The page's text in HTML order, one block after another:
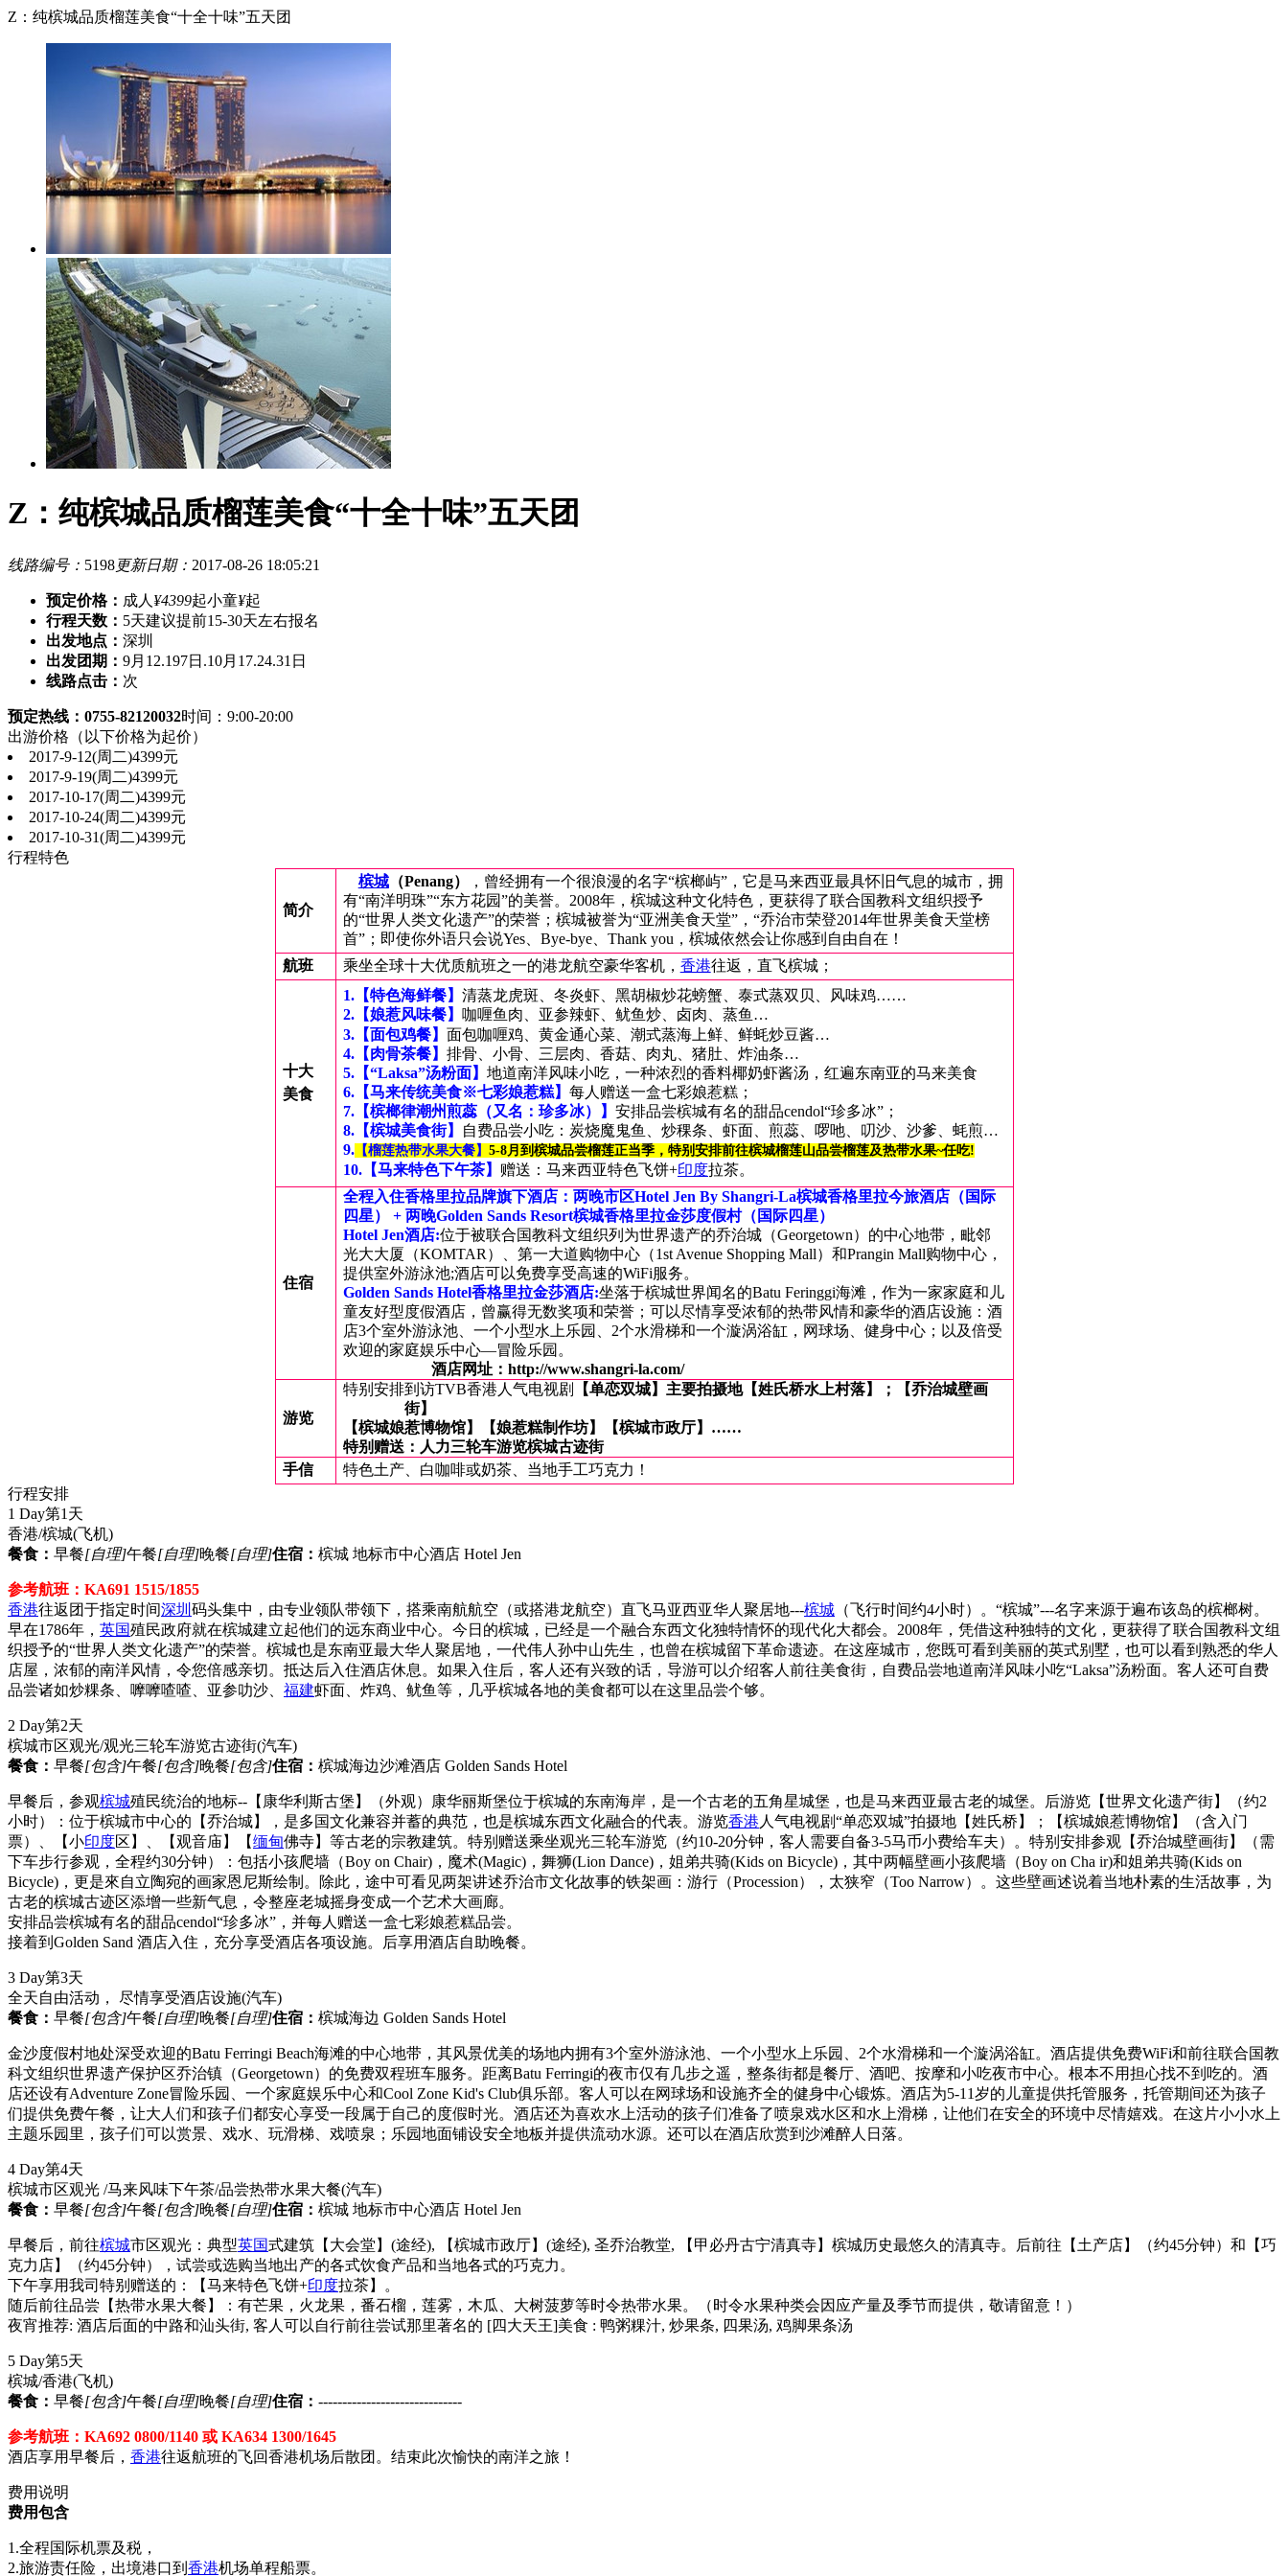
Z：纯槟城品质榴莲美食“十全十味”五天团
Z：纯槟城品质榴莲美食“十全十味”五天团
线路编号： 5198更新日期： 2017-08-26 18:05:21
预定价格： 成人 ¥4399起小童¥起
行程天数： 5天建议提前15-30天左右报名
出发地点： 深圳
出发团期： 9月12.197日.10月17.24.31日
线路点击： 次
预定热线：0755-82120032时间：9:00-20:00
出游价格 （以下价格为起价）
2017-9-12(周二)4399元
2017-9-19(周二)4399元
2017-10-17(周二)4399元
2017-10-24(周二)4399元
2017-10-31(周二)4399元
行程特色
简介
槟城（Penang）
，曾经拥有一个很浪漫的名字“槟榔屿”，它是马来西亚最具怀旧气息的城市，拥
有“南洋明珠”“东方花园”的美誉。 2008年，槟城这种文化特色，更获得了联合国教科文组织授予
的“世界人类文化遗产”的荣誉； 槟城被誉为“亚洲美食天堂”，“乔治市荣登2014年世界美食天堂榜
首”； 即使你外语只会说Yes、Bye-bye、Thank you，槟城依然会让你感到自由自在！
航班
乘坐全球十大优质航班之一的港龙航空豪华客机， 香港往返，直飞槟城；
十大
美食
1.【特色海鲜餐】 清蒸龙虎斑、冬炎虾、黑胡椒炒花螃蟹、泰式蒸双贝、风味鸡……
2.【娘惹风味餐】 咖喱鱼肉、亚参辣虾、鱿鱼炒、卤肉、蒸鱼…
3.【面包鸡餐】 面包咖喱鸡、黄金通心菜、潮式蒸海上鲜、鲜蚝炒豆酱…
4.【肉骨茶餐】 排骨、小骨、三层肉、香菇、肉丸、猪肚、炸油条…
5.【“Laksa”汤粉面】 地道南洋风味小吃，一种浓烈的香料椰奶虾酱汤，红遍东南亚的马来美食
6.【马来传统美食※七彩娘惹糕】 每人赠送一盒七彩娘惹糕；
7.【槟榔律潮州煎蕊（又名：珍多冰）】 安排品尝槟城有名的甜品cendol“珍多冰”；
8.【槟城美食街】
自费品尝小吃：炭烧魔鬼鱼、炒稞条、虾面、煎蕊、啰吔、叨沙、沙爹、蚝煎…
9.【榴莲热带水果大餐】 5-8月到槟城品尝榴莲正当季，特别安排前往槟城榴莲山品尝榴莲及热带水果~任吃!
10.【马来特色下午茶】 赠送：马来西亚特色飞饼+印度拉茶。
住宿
全程入住香格里拉品牌旗下酒店：两晚市区Hotel Jen By Shangri-La槟城香格里拉今旅酒店（国际
四星） + 两晚Golden Sands Resort槟城香格里拉金莎度假村（国际四星）
Hotel Jen酒店:位于被联合国教科文组织列为世界遗产的乔治城（Georgetown）的中心地带，毗邻
光大大厦（KOMTAR）、第一大道购物中心（1st Avenue Shopping Mall）和Prangin Mall购物中心，
提供室外游泳池;酒店可以免费享受高速的WiFi服务。
Golden Sands Hotel香格里拉金莎酒店:坐落于槟城世界闻名的Batu Feringgi海滩， 作为一家家庭和儿
童友好型度假酒店，曾赢得无数奖项和荣誉； 可以尽情享受浓郁的热带风情和豪华的酒店设施： 酒
店3个室外游泳池、一个小型水上乐园、2个水滑梯和一个漩涡浴缸， 网球场、健身中心； 以及倍受
欢迎的家庭娱乐中心—冒 险乐园。
酒店网址： http://www.shangri-la.com/
游览
特别安排到 访TVB香港人气电视剧 【单恋双城】主要拍摄地【姓氏桥水上村落】；
【乔治城壁画
街】
【槟城娘惹博物馆】
【娘惹糕制作坊】 【槟城市政厅】 ……
特别赠送：人力三轮车游览槟城古迹街
手信
特色土产、白咖啡或奶茶、当地手工巧克力！
行程安排
1 Day第1天
香港/槟城(飞机)
餐食： 早餐[自理]午餐[自理]晚餐[自理]住宿： 槟城 地标市中心酒店 Hotel Jen
参考航班：KA691 1515/1855
香港往返团于指定时间深圳 码头集中，由专业领队带领下，搭乘南航航空（或搭港龙航空）直飞马亚西亚华人聚居地---槟城 （飞行时间约4小时）。“槟城”---名字来源于遍布该岛的槟榔树。
早在1786年， 英国殖民政府就在槟城建立起他们的远东商业中心。今日的槟城，已经是一个融合东西文化独特情怀的现代化大都会。2008年，凭借这种独特的文化，更获得了联合国教科文组
织授予的“世界人类文化遗产”的荣誉。槟城也是东南亚最大华人聚居地，一代伟人孙中山先生，也曾在槟城留下革命遗迹。在这座城市，您既可看到美丽的英式别墅，也可以看到熟悉的华人
店屋，浓郁的南洋风情，令您倍感亲切。抵达后入住酒店休息。如果入住后，客人还有兴致的话，导游可以介绍客人前往美食街，自费品尝地道南洋风味小吃“Laksa”汤粉面。客人还可自费
品尝诸如炒粿条、嚤嚤喳喳、亚参叻沙、 福建虾面、炸鸡、鱿鱼等，几乎槟城各地的美食都可以在这里品尝个够。
2 Day第2天
槟城市区观光/观光三轮车游览古迹街(汽车)
餐食： 早餐[包含]午餐[包含]晚餐[包含]住宿： 槟城海边沙滩酒店 Golden Sands Hotel
早餐后，参观槟城殖民统治的地标--【康华利斯古堡】（外观）康华丽斯堡位于槟城的东南海岸，是一个古老的五角星城堡，也是马来西亚最古老的城堡。后游览【世界文化遗产街】（约2
小时）：位于槟城市中心的【乔治城】，是多国文化兼容并蓄的典范，也是槟城东西文化融合的代表。游览香港 人气电视剧“单恋双城”拍摄地【姓氏桥】；【槟城娘惹博物馆】（含入门
票）、【小印度区】、【观音庙】【缅甸佛寺】等古老的宗教建筑。特别赠送乘坐观光三轮车游览（约10-20分钟，客人需要自备3-5马币小费给车夫）。特别安排参观【乔治城壁画街】（需
下车步行参观，全程约30分钟）：包括小孩爬墙（Boy on Chair)，魔术(Magic)，舞狮(Lion Dance)，姐弟共骑(Kids on Bicycle)，其中两幅壁画小孩爬墙（Boy on Cha ir)和姐弟共骑(Kids on
Bicycle)，更是來自立陶宛的画家恩尼斯绘制。除此，途中可看见两架讲述乔治市文化故事的铁架画：游行（Procession），太狭窄（Too Narrow）。这些壁画述说着当地朴素的生活故事，为
古老的槟城古迹区添增一些新气息，令整座老城摇身变成一个艺术大画廊。
安排品尝槟城有名的甜品cendol“珍多冰”，并每人赠送一盒七彩娘惹糕品尝。
接着到Golden Sand 酒店入住，充分享受酒店各项设施。后享用酒店自助晚餐。
3 Day第3天
全天自由活动， 尽情享受酒店设施(汽车)
餐食： 早餐[包含]午餐[自理]晚餐[自理]住宿： 槟城海边 Golden Sands Hotel
金沙度假村地处深受欢迎的Batu Ferringi Beach海滩的中心地带，其风景优美的场地内拥有3个室外游泳池、一个小型水上乐园、2个水滑梯和一个漩涡浴缸。酒店提供免费WiFi和前往联合国教
科文组织世界遗产保护区乔治镇（Georgetown）的免费双程班车服务。距离Batu Ferringi的夜市仅有几步之遥，整条街都是餐厅、酒吧、按摩和小吃夜市中心。根本不用担心找不到吃的。酒
店还设有Adventure Zone冒险乐园、一个家庭娱乐中心和Cool Zone Kid's Club俱乐部。客人可以在网球场和设施齐全的健身中心锻炼。酒店为5-11岁的儿童提供托管服务，托管期间还为孩子
们提供免费午餐，让大人们和孩子们都安心享受一段属于自己的度假时光。酒店还为喜欢水上活动的孩子们准备了喷泉戏水区和水上滑梯，让他们在安全的环境中尽情嬉戏。在这片小小水上
主题乐园里，孩子们可以赏景、戏水、玩滑梯、戏喷泉；乐园地面铺设安全地板并提供流动水源。还可以在酒店欣赏到沙滩醉人日落。
4 Day第4天
槟城市区观光 /马来风味下午茶/品尝热带水果大餐(汽车)
餐食： 早餐[包含]午餐[包含]晚餐[自理]住宿： 槟城 地标市中心酒店 Hotel Jen
早餐后，前往槟城市区观光：典型英国式建筑【大会堂】(途经), 【槟城市政厅】(途经), 圣乔治教堂, 【甲必丹古宁清真寺】槟城历史最悠久的清真寺。后前往【土产店】（约45分钟）和【巧
克力店】（约45分钟），试尝或选购当地出产的各式饮食产品和当地各式的巧克力。
下午享用我司特别赠送的：【马来特色飞饼+印度拉茶】。
随后前往品尝【热带水果大餐】：有芒果，火龙果，番石榴，莲雾，木瓜、大树菠萝等时令热带水果。（时令水果种类会因应产量及季节而提供，敬请留意！）
夜宵推荐: 酒店后面的中路和汕头街, 客人可以自行前往尝试那里著名的 [四大天王]美食 : 鸭粥粿汁, 炒果条, 四果汤, 鸡脚果条汤
5 Day第5天
槟城/香港(飞机)
餐食： 早餐[包含]午餐[自理]晚餐[自理]住宿： ------------------------------
参考航班：KA692 0800/1140 或 KA634 1300/1645
酒店享用早餐后， 香港往返航班的飞回香港机场后散团。结束此次愉快的南洋之旅！
费用说明
费用包含
1.全程国际机票及税，
2.旅游责任险，出境港口到 香港机场单程船票。